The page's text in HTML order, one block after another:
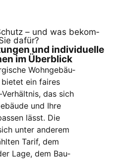
– und was bekom­
dafür?
und indi­vi­du­el­le
im Über­blick
Wohn­ge­bäu­
ein fai­res
das sich
und Ihre
lässt. Die
unter ande­rem
Tarif, dem
Lage, dem Bau­